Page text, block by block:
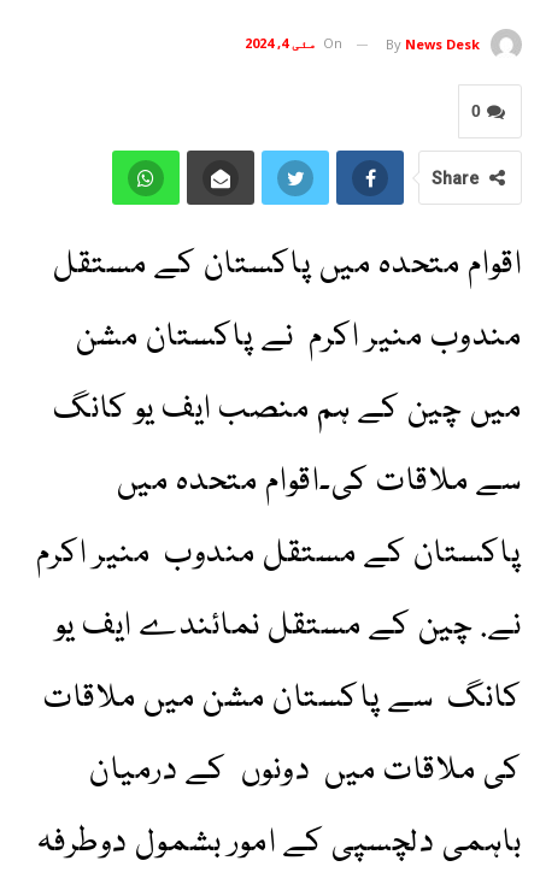
By News Desk
On مئی 4, 2024
0
Share
اقوام متحدہ میں پاکستان کے مستقل
مندوب منیر اکرم نے پاکستان مشن
میں چین کے ہم منصب ایف یو کانگ
سے ملاقات کی۔اقوام متحدہ میں
پاکستان کے مستقل مندوب منیر اکرم
نے. چین کے مستقل نمائندے ایف یو
کانگ سے پاکستان مشن میں ملاقات
کی ملاقات میں دونوں کے درمیان
باہمی دلچسپی کے امور بشمول دوطرفہ